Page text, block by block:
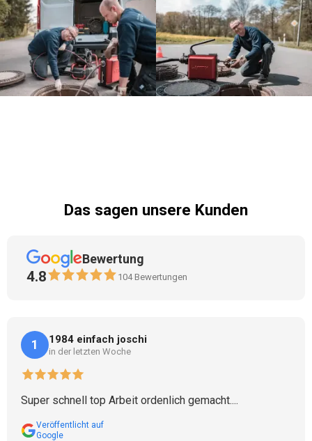
Das sagen unsere Kunden
Bewertung
4.8 104Bewertungen
1 1984 einfach joschi
in der letzten Woche
Super schnell top Arbeit ordenlich gemacht....
Veröffentlicht auf
Google